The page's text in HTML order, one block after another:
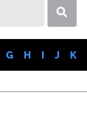
G H I J K